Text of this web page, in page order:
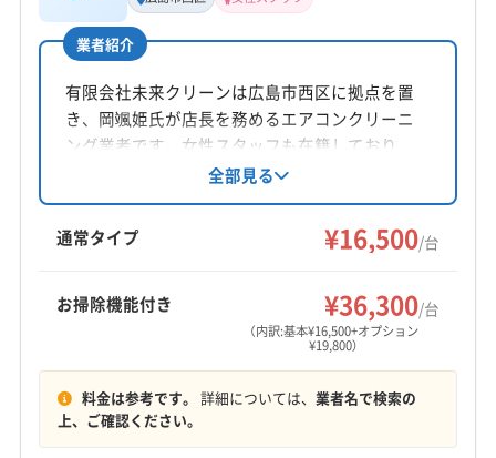
沖本
所在地
広島県広島市東区温品2-11-17
対応地域
広島市安佐南区
広島市佐伯区
広島市西区 広島市中区
広島市東区
広島市南区
安芸郡海田町
定休日
年中無休
業者紹介
有限会社未来クリーンは広島市西区に拠点を置
き、岡颯姫氏が店長を務めるエアコンクリーニ
ング業者です。女性スタッフも在籍しており、
土日祝日も対応可能。丁寧な作業と顧客との縁
を大切にする姿勢で、広島市とその周辺地域に
サービスを提供しています。
全部見る
通常タイプ ¥16,500/台
お掃除機能付き ¥36,300/台
（内訳:基本¥16,500+オプション
¥19,800）
料金は参考です。 詳細については、 業者名で検索の
上、ご確認ください。